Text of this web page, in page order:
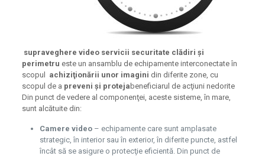
supraveghere video servicii securitate clădiri și
perimetru este un ansamblu de echipamente interconectate în
scopul achiziţionării unor imagini din diferite zone, cu
scopul de a preveni şi proteja beneficiarul de acţiuni nedorite
Din punct de vedere al componenţei, aceste sisteme, în mare,
sunt alcătuite din:
Camere video– echipamente care sunt amplasate
strategic, în interior sau în exterior, în diferite puncte, astfel
încât să se asigure o protecţie eficientă. Din punct de